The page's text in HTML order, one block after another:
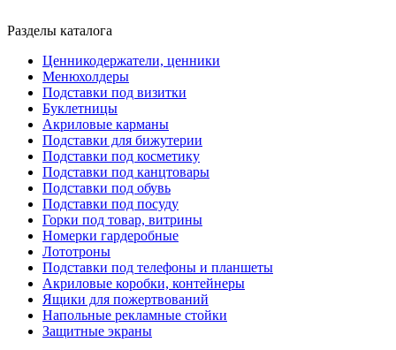
Разделы каталога
Ценникодержатели, ценники
Менюхолдеры
Подставки под визитки
Буклетницы
Акриловые карманы
Подставки для бижутерии
Подставки под косметику
Подставки под канцтовары
Подставки под обувь
Подставки под посуду
Горки под товар, витрины
Номерки гардеробные
Лототроны
Подставки под телефоны и планшеты
Акриловые коробки, контейнеры
Ящики для пожертвований
Напольные рекламные стойки
Защитные экраны